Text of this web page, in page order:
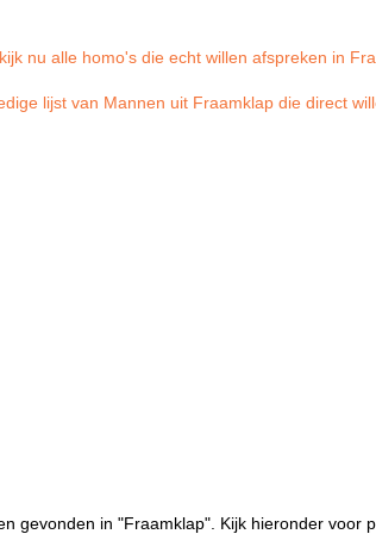
nu alle homo's die echt willen afspreken in
lijst van Mannen uit Fraamklap die direct
gevonden in "Fraamklap". Kijk hieronder voor